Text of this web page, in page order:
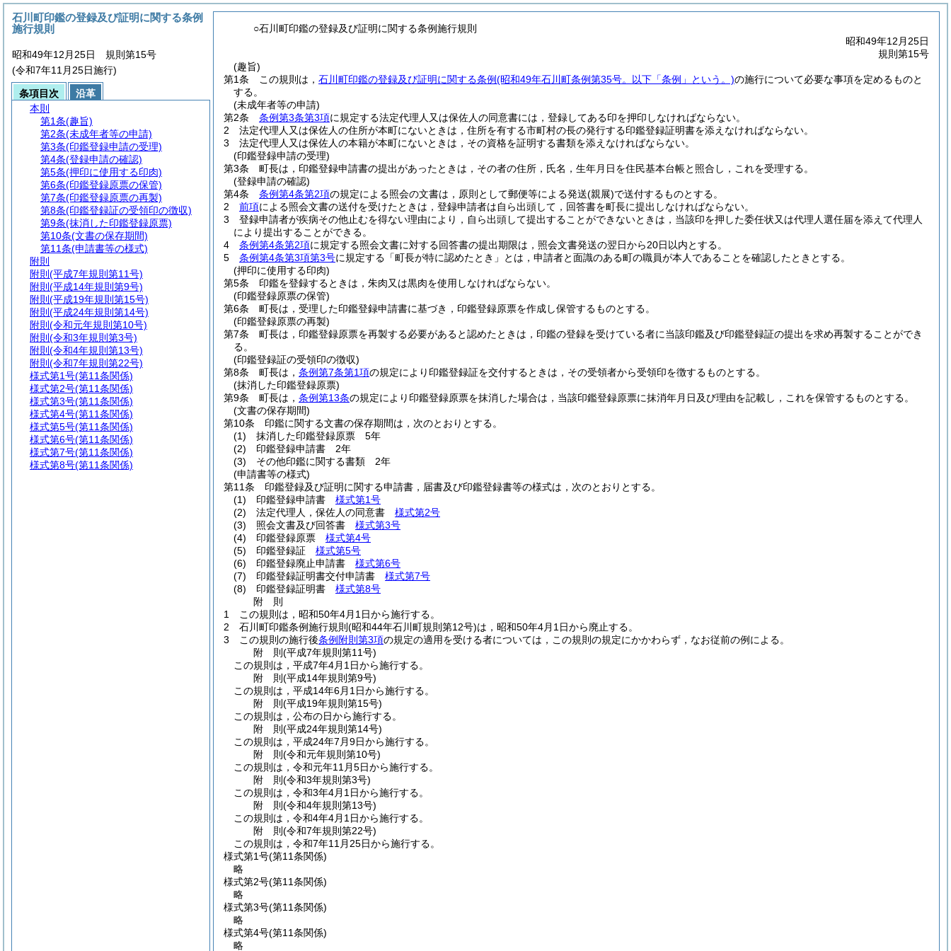
○石川町印鑑の登録及び証明に関する条例施行規則
昭和49年12月25日
規則第15号
(趣旨)
第1条
この規則は， 石川町印鑑の登録及び証明に関する条例(昭和49年石川町条例第35号。以下「条例」という。)の施行について必要な事項を定めるものと
する。
(未成年者等の申請)
第2条
条例第3条第3項に規定する法定代理人又は保佐人の同意書には，登録してある印を押印しなければならない。
2
法定代理人又は保佐人の住所が本町にないときは，住所を有する市町村の長の発行する印鑑登録証明書を添えなければならない。
3
法定代理人又は保佐人の本籍が本町にないときは，その資格を証明する書類を添えなければならない。
(印鑑登録申請の受理)
第3条
町長は，印鑑登録申請書の提出があったときは，その者の住所，氏名，生年月日を住民基本台帳と照合し，これを受理する。
(登録申請の確認)
第4条
条例第4条第2項の規定による照会の文書は，原則として郵便等による発送(親展)で送付するものとする。
2
前項による照会文書の送付を受けたときは，登録申請者は自ら出頭して，回答書を町長に提出しなければならない。
3
登録申請者が疾病その他止むを得ない理由により，自ら出頭して提出することができないときは，当該印を押した委任状又は代理人選任届を添えて代理人
により提出することができる。
4
条例第4条第2項に規定する照会文書に対する回答書の提出期限は，照会文書発送の翌日から20日以内とする。
5
条例第4条第3項第3号に規定する「町長が特に認めたとき」とは，申請者と面識のある町の職員が本人であることを確認したときとする。
(押印に使用する印肉)
第5条
印鑑を登録するときは，朱肉又は黒肉を使用しなければならない。
(印鑑登録原票の保管)
第6条
町長は，受理した印鑑登録申請書に基づき，印鑑登録原票を作成し保管するものとする。
(印鑑登録原票の再製)
第7条
町長は，印鑑登録原票を再製する必要があると認めたときは，印鑑の登録を受けている者に当該印鑑及び印鑑登録証の提出を求め再製することができ
る。
(印鑑登録証の受領印の徴収)
第8条
町長は， 条例第7条第1項の規定により印鑑登録証を交付するときは，その受領者から受領印を徴するものとする。
(抹消した印鑑登録原票)
第9条
町長は， 条例第13条の規定により印鑑登録原票を抹消した場合は，当該印鑑登録原票に抹消年月日及び理由を記載し，これを保管するものとする。
(文書の保存期間)
第10条
印鑑に関する文書の保存期間は，次のとおりとする。
(1)
抹消した印鑑登録原票 5年
(2)
印鑑登録申請書 2年
(3)
その他印鑑に関する書類 2年
(申請書等の様式)
第11条
印鑑登録及び証明に関する申請書，届書及び印鑑登録書等の様式は，次のとおりとする。
(1)
印鑑登録申請書 様式第1号
(2)
法定代理人，保佐人の同意書 様式第2号
(3)
照会文書及び回答書 様式第3号
(4)
印鑑登録原票 様式第4号
(5)
印鑑登録証 様式第5号
(6)
印鑑登録廃止申請書 様式第6号
(7)
印鑑登録証明書交付申請書 様式第7号
(8)
印鑑登録証明書 様式第8号
附 則
1
この規則は，昭和50年4月1日から施行する。
2
石川町印鑑条例施行規則 (昭和44年石川町規則第12号)は，昭和50年4月1日から廃止する。
3
この規則の施行後条例附則第3項の規定の適用を受ける者については，この規則の規定にかかわらず，なお従前の例による。
附 則(平成7年規則第11号)
この規則は，平成7年4月1日から施行する。
附 則(平成14年規則第9号)
この規則は，平成14年6月1日から施行する。
附 則(平成19年規則第15号)
この規則は，公布の日から施行する。
附 則(平成24年規則第14号)
この規則は，平成24年7月9日から施行する。
附 則(令和元年規則第10号)
この規則は，令和元年11月5日から施行する。
附 則(令和3年規則第3号)
この規則は，令和3年4月1日から施行する。
附 則(令和4年規則第13号)
この規則は，令和4年4月1日から施行する。
附 則(令和7年規則第22号)
この規則は，令和7年11月25日から施行する。
様式第1号(第11条関係)
略
様式第2号(第11条関係)
略
様式第3号(第11条関係)
略
様式第4号(第11条関係)
略
石川町印鑑の登録及び証明に関する条例
施行規則
昭和49年12月25日 規則第15号
(令和7年11月25日施行)
条項目次
沿革
本則
第1条(趣旨)
第2条(未成年者等の申請)
第3条(印鑑登録申請の受理)
第4条(登録申請の確認)
第5条(押印に使用する印肉)
第6条(印鑑登録原票の保管)
第7条(印鑑登録原票の再製)
第8条(印鑑登録証の受領印の徴収)
第9条(抹消した印鑑登録原票)
第10条(文書の保存期間)
第11条(申請書等の様式)
附則
附則 (平成7年規則第11号)
附則 (平成14年規則第9号)
附則 (平成19年規則第15号)
附則 (平成24年規則第14号)
附則 (令和元年規則第10号)
附則 (令和3年規則第3号)
附則 (令和4年規則第13号)
附則 (令和7年規則第22号)
様式第1号(第11条関係)
様式第2号(第11条関係)
様式第3号(第11条関係)
様式第4号(第11条関係)
様式第5号(第11条関係)
様式第6号(第11条関係)
様式第7号(第11条関係)
様式第8号(第11条関係)